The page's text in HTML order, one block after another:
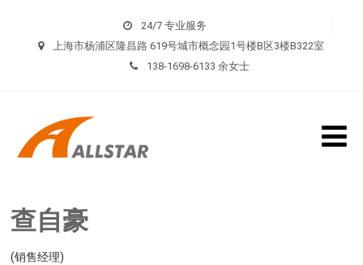
24/7 专业服务
上海市杨浦区隆昌路 619号城市概念园1号楼B区3楼B322室
138-1698-6133 余女士
查自豪
(销售经理)